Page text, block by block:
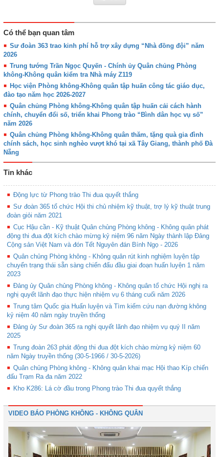
Có thể bạn quan tâm
Sư đoàn 363 trao kinh phí hỗ trợ xây dựng “Nhà đồng đội” năm
2026
Trung tướng Trần Ngọc Quyến - Chính ủy Quân chủng Phòng
không-Không quân kiểm tra Nhà máy Z119
Học viện Phòng không-Không quân tập huấn công tác giáo dục,
đào tạo năm học 2026-2027
Quân chủng Phòng không-Không quân tập huấn cải cách hành
chính, chuyển đổi số, triển khai Phong trào “Bình dân học vụ số”
năm 2026
Quân chủng Phòng không-Không quân thăm, tặng quà gia đình
chính sách, học sinh nghèo vượt khó tại xã Tây Giang, thành phố Đà
Nẵng
Tin khác
Động lực từ Phong trào Thi đua quyết thắng
Sư đoàn 365 tổ chức Hội thi chủ nhiệm kỹ thuật, trợ lý kỹ thuật trung
đoàn giỏi năm 2021
Cục Hậu cần - Kỹ thuật Quân chủng Phòng không - Không quân phát
động thi đua đột kích chào mừng kỷ niệm 96 năm Ngày thành lập Đảng
Cộng sản Việt Nam và đón Tết Nguyên đán Bính Ngọ - 2026
Quân chủng Phòng không - Không quân rút kinh nghiệm luyện tập
chuyển trạng thái sẵn sàng chiến đấu đầu giai đoạn huấn luyện 1 năm
2023
Đảng ủy Quân chủng Phòng không - Không quân tổ chức Hội nghị ra
nghị quyết lãnh đạo thực hiện nhiệm vụ 6 tháng cuối năm 2026
Trung tâm Quốc gia Huấn luyện và Tìm kiếm cứu nạn đường không
kỷ niệm 40 năm ngày truyền thống
Đảng ủy Sư đoàn 365 ra nghị quyết lãnh đạo nhiệm vụ quý II năm
2025
Trung đoàn 263 phát động thi đua đột kích chào mừng kỷ niệm 60
năm Ngày truyền thống (30-5-1966 / 30-5-2026)
Quân chủng Phòng không - Không quân khai mạc Hội thao Kíp chiến
đấu Trạm Ra đa năm 2022
Kho K286: Lá cờ đầu trong Phong trào Thi đua quyết thắng
VIDEO BÁO PHÒNG KHÔNG - KHÔNG QUÂN